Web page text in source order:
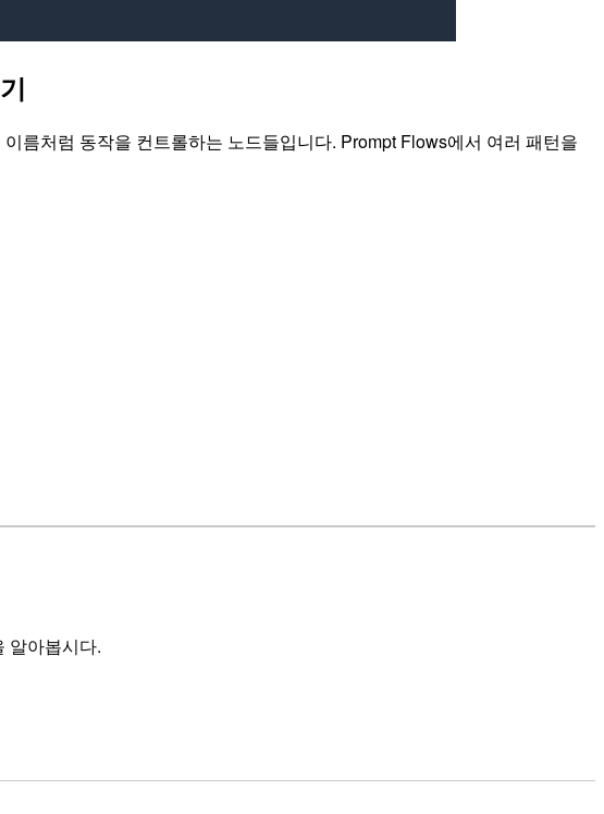
름처럼 동작을 컨트롤하는 노드들입니다. Prompt Flows에서 여러 패턴을
알아봅시다.